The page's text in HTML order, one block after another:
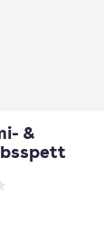
&
av 5